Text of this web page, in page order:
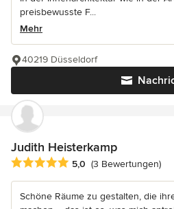
preisbewusste F...
Mehr
40219 Düsseldorf
Judith Heisterkamp
Durchschnittliche Bewertung: 5
5,0 (3 Bewertungen)
Schöne Räume zu gestalten, die